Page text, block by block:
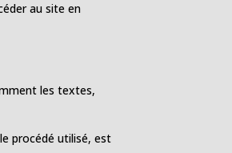
au site en
les textes,
procédé utilisé, est